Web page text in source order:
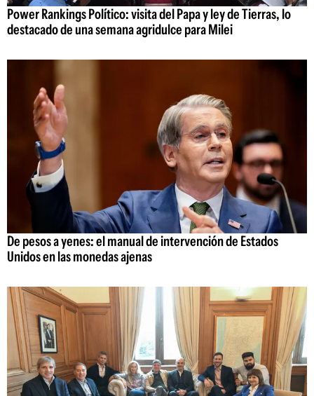
Power Rankings Político: visita del Papa y ley de Tierras, lo
destacado de una semana agridulce para Milei
De pesos a yenes: el manual de intervención de Estados
Unidos en las monedas ajenas